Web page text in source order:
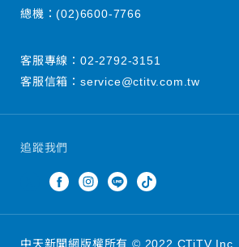
追蹤我們
總機：(02)6600-7766
客服專線： 02-2792-3151
客服信箱： service@ctitv.com.tw
中天新聞網版權所有 © 2022 CTiTV